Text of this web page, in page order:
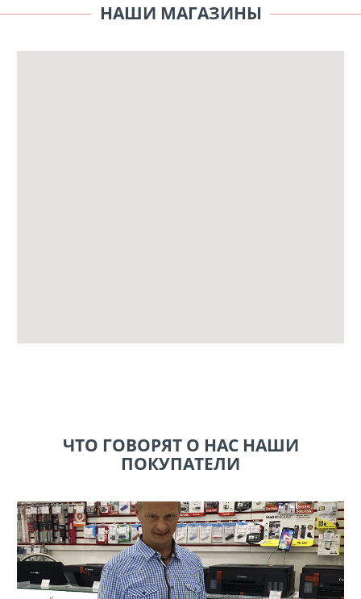
НАШИ МАГАЗИНЫ
ЧТО ГОВОРЯТ О НАС НАШИ
ПОКУПАТЕЛИ